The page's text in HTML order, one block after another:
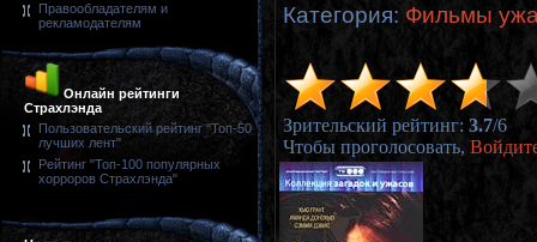
Правообладателям и
рекламодателям
Онлайн рейтинги
Страхлэнда
Пользовательский рейтинг "Топ-50
лучших лент"
Рейтинг "Топ-100 популярных
хорроров Страхлэнда"
Категория: Фильмы
Зрительский рейтинг: 3.7/6
Чтобы проголосовать,